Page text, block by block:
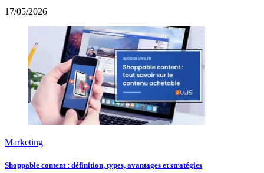
17/05/2026
Marketing
Shoppable content : définition, types, avantages et stratégies